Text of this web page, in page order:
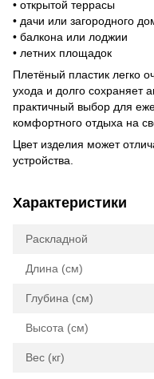
• открытой террасы
• дачи или загородного
• балкона или лоджии
• летних площадок
Плетёный пластик легко
ухода и долго сохраняет
практичный выбор для
комфортного отдыха на
Цвет изделия может
устройства.
Характеристики
Раскладной
Длина (см)
Глубина (см)
Высота (см)
Вес (кг)